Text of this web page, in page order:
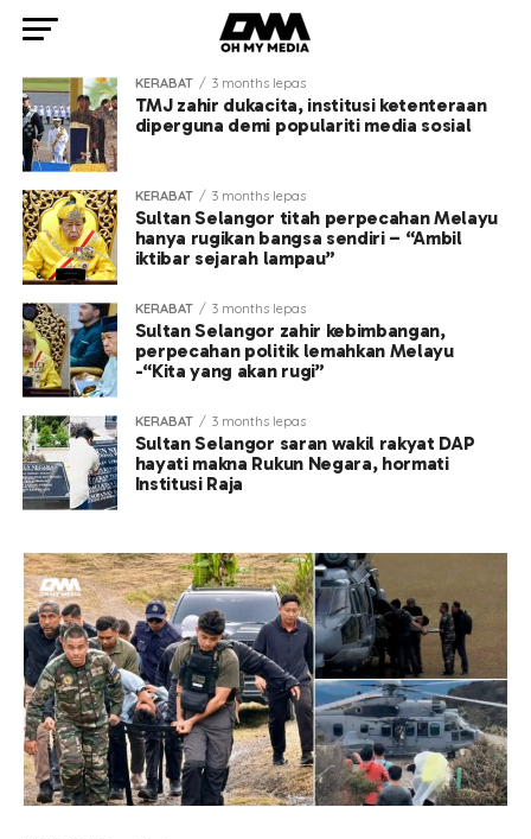
KERABAT 3 months lepas
TMJ zahir dukacita, institusi ketenteraan
diperguna demi populariti media sosial
KERABAT 3 months lepas
Sultan Selangor titah perpecahan Melayu
hanya rugikan bangsa sendiri – “Ambil
iktibar sejarah lampau”
KERABAT 3 months lepas
Sultan Selangor zahir kebimbangan,
perpecahan politik lemahkan Melayu
-“Kita yang akan rugi”
KERABAT 3 months lepas
Sultan Selangor saran wakil rakyat DAP
hayati makna Rukun Negara, hormati
Institusi Raja